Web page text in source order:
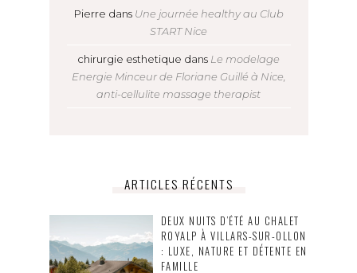
Pierre dans Une journée healthy au Club
START Nice
chirurgie esthetique dans Le modelage
Energie Minceur de Floriane Guillé à Nice,
anti-cellulite massage therapist
ARTICLES RÉCENTS
DEUX NUITS D’ÉTÉ AU CHALET
ROYALP À VILLARS-SUR-OLLON
: LUXE, NATURE ET DÉTENTE EN
FAMILLE